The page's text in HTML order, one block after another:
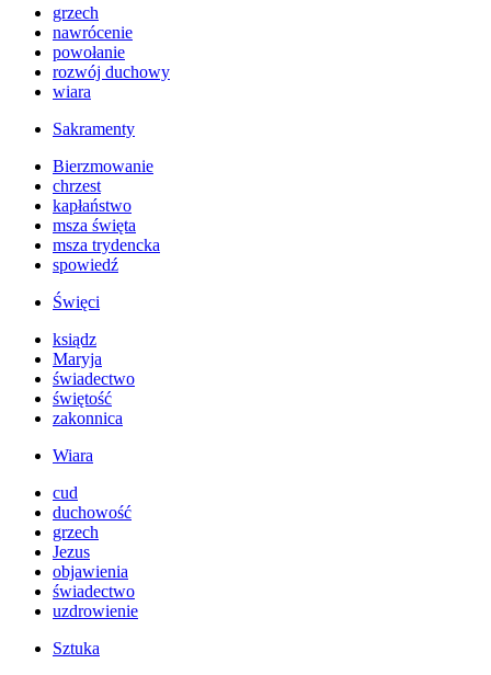
grzech
nawrócenie
powołanie
rozwój duchowy
wiara
Sakramenty
Bierzmowanie
chrzest
kapłaństwo
msza święta
msza trydencka
spowiedź
Święci
ksiądz
Maryja
świadectwo
świętość
zakonnica
Wiara
cud
duchowość
grzech
Jezus
objawienia
świadectwo
uzdrowienie
Sztuka